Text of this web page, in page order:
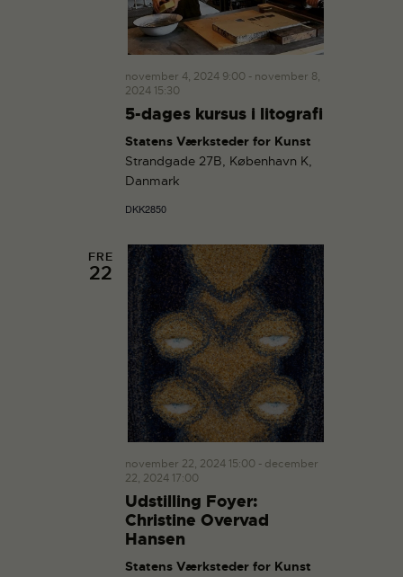
november 4, 2024 9:00 - november 8,
2024 15:30
5-dages kursus i litografi
Statens Værksteder for Kunst
Strandgade 27B, København K,
Danmark
DKK2850
FRE
22
november 22, 2024 15:00 - december
22, 2024 17:00
Udstilling Foyer:
Christine Overvad
Hansen
Statens Værksteder for Kunst